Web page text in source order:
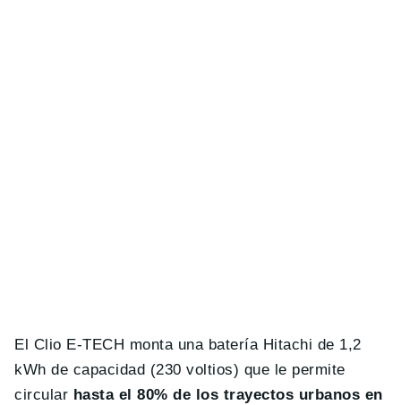
El Clio E-TECH monta una batería Hitachi de 1,2
kWh de capacidad (230 voltios) que le permite
circular hasta el 80% de los trayectos urbanos en